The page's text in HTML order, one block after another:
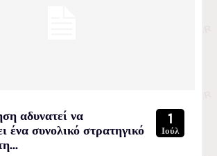
αδυνατεί να
ένα συνολικό στρατηγικό
1
Ιούλ